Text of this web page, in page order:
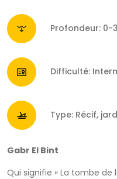
Profondeur: 0-
Difficulté:
Type: Récif,
Gabr El Bint
Qui signifie « La tombe de